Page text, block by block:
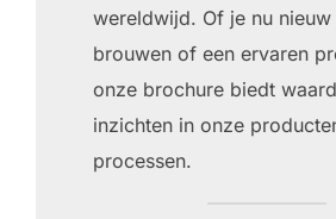
wereldwijd. Of je nu
brouwen of een ervaren
onze brochure biedt
inzichten in onze
processen.